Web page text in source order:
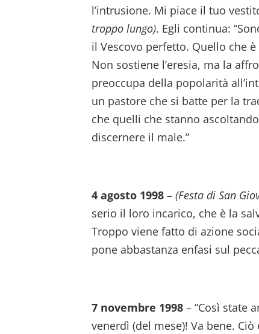
l’intrusione. Mi piace il tuo
troppo lungo). Egli continua:
il Vescovo perfetto. Quello che
Non sostiene l’eresia, ma la
preoccupa della popolarità
un pastore che si batte per la
che quelli che stanno
discernere il male.”
4 agosto 1998 – (Festa di San
serio il loro incarico, che è la
Troppo viene fatto di azione
pone abbastanza enfasi sul
7 novembre 1998 – “Così state
venerdì (del mese)! Va bene.